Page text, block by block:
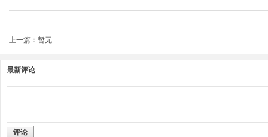
上一篇：暂无
最新评论
评论